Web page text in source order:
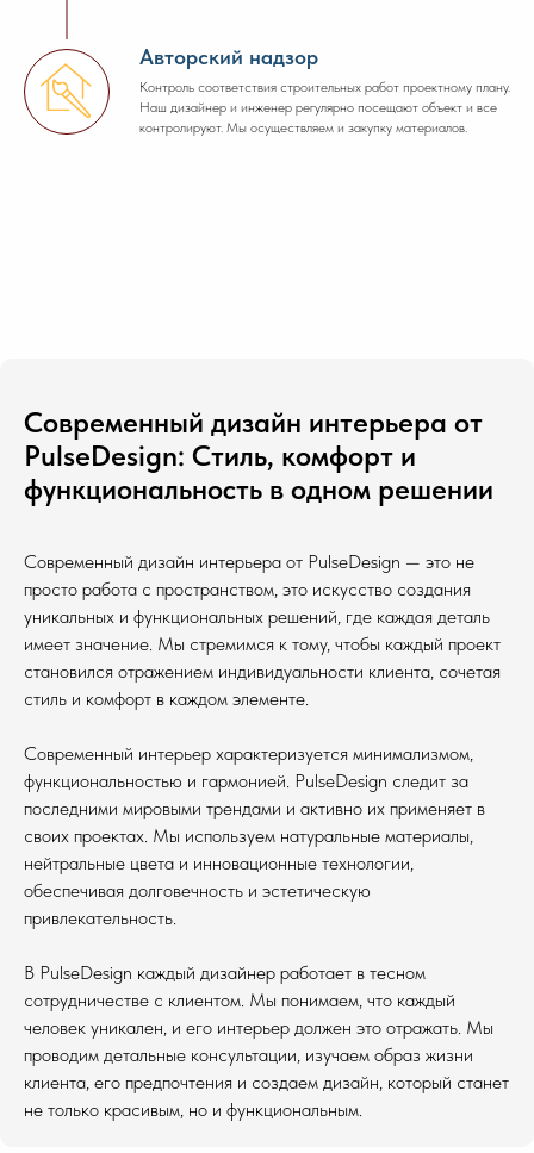
Авторский надзор
Контроль соответствия строительных работ проектному плану.
Наш дизайнер и инженер регулярно посещают объект и все
контролируют. Мы осуществляем и закупку материалов.
Современный дизайн интерьера от
PulseDesign: Стиль, комфорт и
функциональность в одном решении
Современный дизайн интерьера от PulseDesign — это не
просто работа с пространством, это искусство создания
уникальных и функциональных решений, где каждая деталь
имеет значение. Мы стремимся к тому, чтобы каждый проект
становился отражением индивидуальности клиента, сочетая
стиль и комфорт в каждом элементе.
Современный интерьер характеризуется минимализмом,
функциональностью и гармонией. PulseDesign следит за
последними мировыми трендами и активно их применяет в
своих проектах. Мы используем натуральные материалы,
нейтральные цвета и инновационные технологии,
обеспечивая долговечность и эстетическую
привлекательность.
В PulseDesign каждый дизайнер работает в тесном
сотрудничестве с клиентом. Мы понимаем, что каждый
человек уникален, и его интерьер должен это отражать. Мы
проводим детальные консультации, изучаем образ жизни
клиента, его предпочтения и создаем дизайн, который станет
не только красивым, но и функциональным.